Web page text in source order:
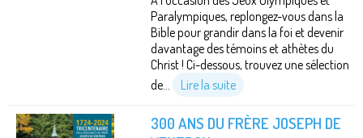
Paralympiques, replongez-vous dans la
Bible pour grandir dans la foi et devenir
davantage des témoins et athètes du
Christ ! Ci-dessous, trouvez une sélection
de...
Lire la suite
300 ANS DU FRÈRE JOSEPH DE